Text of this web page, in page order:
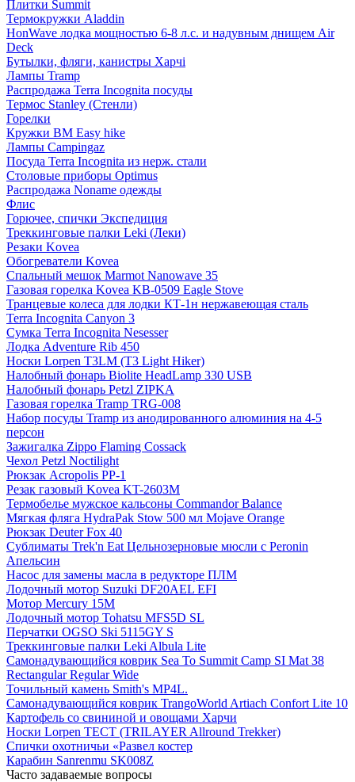
Плитки Summit
Термокружки Aladdin
HonWave лодка мощностью 6-8 л.с. и надувным днищем Air
Deck
Бутылки, фляги, канистры Харчі
Лампы Tramp
Распродажа Terra Incognita посуды
Термос Stanley (Стенли)
Горелки
Кружки BM Easy hike
Лампы Campingaz
Посуда Terra Incognita из нерж. стали
Столовые приборы Optimus
Распродажа Noname одежды
Флис
Горючее, спички Экспедиция
Треккинговые палки Leki (Леки)
Резаки Kovea
Обогреватели Kovea
Спальный мешок Marmot Nanowave 35
Газовая горелка Kovea KB-0509 Eagle Stove
Транцевые колеса для лодки КТ-1н нержавеющая сталь
Terra Incognita Canyon 3
Сумка Terra Incognita Nesesser
Лодка Adventure Rib 450
Носки Lorpen T3LM (T3 Light Hiker)
Налобный фонарь Biolite HeadLamp 330 USB
Налобный фонарь Petzl ZIPKA
Газовая горелка Tramp TRG-008
Набор посуды Tramp из анодированного алюминия на 4-5
персон
Зажигалка Zippo Flaming Cossack
Чехол Petzl Noctilight
Рюкзак Acropolis РР-1
Резак газовый Kovea KT-2603M
Термобелье мужское кальсоны Commandor Balance
Мягкая фляга HydraPak Stow 500 мл Mojave Orange
Рюкзак Deuter Fox 40
Сублиматы Trek'n Eat Цельнозерновые мюсли с Peronin
Апельсин
Насос для замены масла в редукторе ПЛМ
Лодочный мотор Suzuki DF20AEL EFI
Мотор Mercury 15M
Лодочный мотор Tohatsu MFS5D SL
Перчатки OGSO Ski 5115GY S
Треккинговые палки Leki Albula Lite
Самонадувающийся коврик Sea To Summit Camp SI Mat 38
Rectangular Regular Wide
Точильный камень Smith's MP4L.
Самонадувающийся коврик TrangoWorld Artiach Confort Lite 10
Картофель со свининой и овощами Харчи
Носки Lorpen TECT (TRILAYER Allround Trekker)
Спички охотничьи «Развел костер
Карабин Sanrenmu SK008Z
Часто задаваемые вопросы